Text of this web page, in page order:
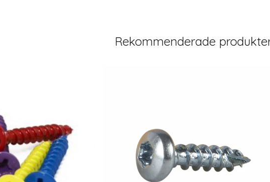
Rekommenderade